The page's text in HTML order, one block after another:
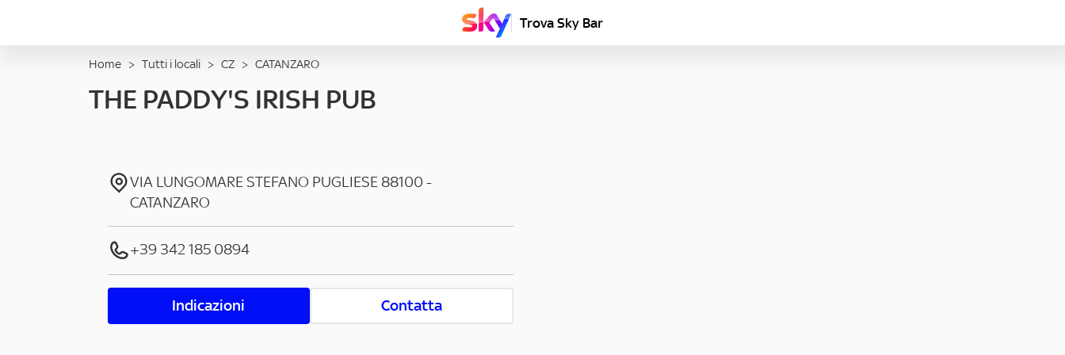
Trova Sky Bar
Home > Tutti i locali > CZ > CATANZARO
THE PADDY'S IRISH PUB
VIA LUNGOMARE STEFANO PUGLIESE88100 -
CATANZARO
+39 342 185 0894
Indicazioni Contatta